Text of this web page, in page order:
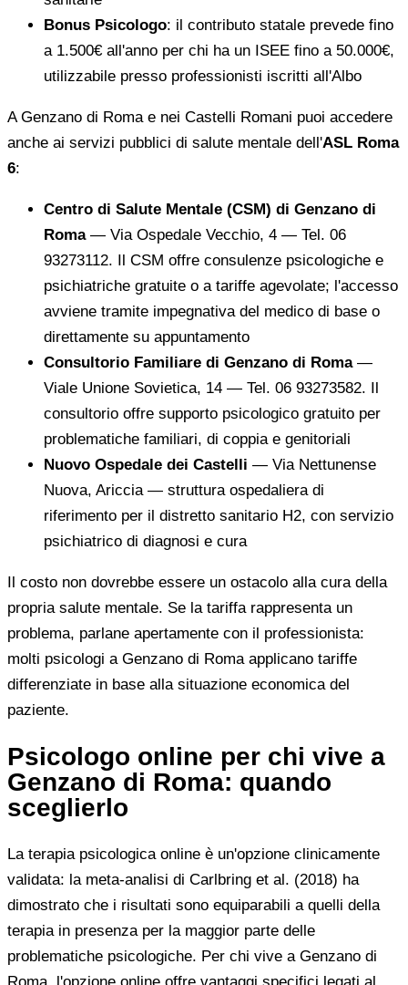
Bonus Psicologo: il contributo statale prevede fino
a 1.500€ all'anno per chi ha un ISEE fino a 50.000€,
utilizzabile presso professionisti iscritti all'Albo
A Genzano di Roma e nei Castelli Romani puoi accedere
anche ai servizi pubblici di salute mentale dell'ASL Roma
6:
Centro di Salute Mentale (CSM) di Genzano di
Roma— Via Ospedale Vecchio, 4 — Tel. 06
93273112. Il CSM offre consulenze psicologiche e
psichiatriche gratuite o a tariffe agevolate; l'accesso
avviene tramite impegnativa del medico di base o
direttamente su appuntamento
Consultorio Familiare di Genzano di Roma—
Viale Unione Sovietica, 14 — Tel. 06 93273582. Il
consultorio offre supporto psicologico gratuito per
problematiche familiari, di coppia e genitoriali
Nuovo Ospedale dei Castelli — Via Nettunense
Nuova, Ariccia — struttura ospedaliera di
riferimento per il distretto sanitario H2, con servizio
psichiatrico di diagnosi e cura
Il costo non dovrebbe essere un ostacolo alla cura della
propria salute mentale. Se la tariffa rappresenta un
problema, parlane apertamente con il professionista:
molti psicologi a Genzano di Roma applicano tariffe
differenziate in base alla situazione economica del
paziente.
Psicologo online per chi vive a
Genzano di Roma: quando
sceglierlo
La terapia psicologica online è un'opzione clinicamente
validata: la meta-analisi di Carlbring et al. (2018) ha
dimostrato che i risultati sono equiparabili a quelli della
terapia in presenza per la maggior parte delle
problematiche psicologiche. Per chi vive a Genzano di
Roma, l'opzione online offre vantaggi specifici legati al